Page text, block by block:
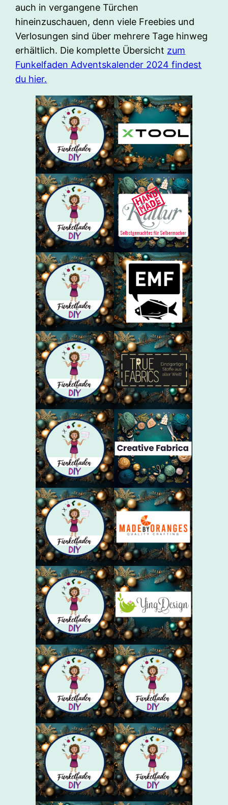
auch in vergangene Türchen
hineinzuschauen, denn viele Freebies und
Verlosungen sind über mehrere Tage hinweg
erhältlich. Die komplette Übersicht zum
Funkelfaden Adventskalender 2024 findest
du hier.